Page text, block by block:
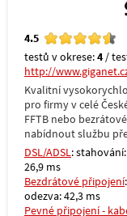
4.5
testů v okrese:4 /
http://
Kvalitní
pro firmy v celé
FFTB nebo
nabídnout službu
DSL/ADSL:
26,9 ms
Bezdrátové připojení
odezva: 42,3 ms
Pevné připojení -